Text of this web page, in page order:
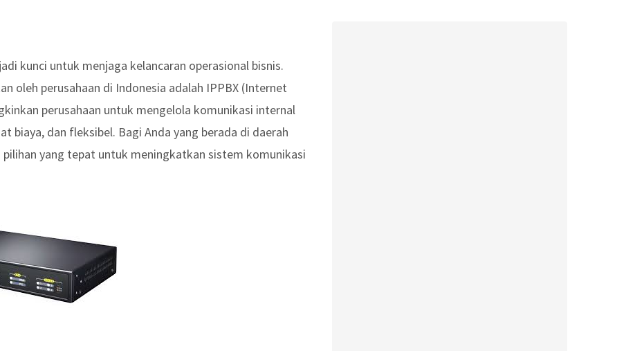
kunci untuk menjaga kelancaran operasional bisnis.
oleh perusahaan di Indonesia adalah IPPBX (Internet
perusahaan untuk mengelola komunikasi internal
biaya, dan fleksibel. Bagi Anda yang berada di daerah
yang tepat untuk meningkatkan sistem komunikasi